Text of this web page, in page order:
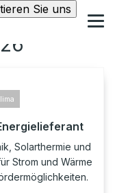
Sie uns
Solarthermie und
Strom und Wärme